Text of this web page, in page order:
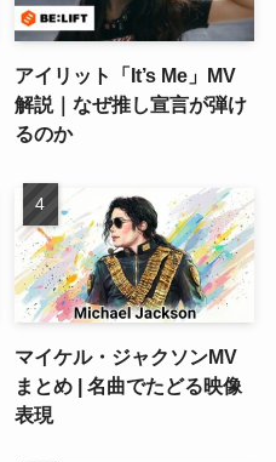
アイリット「It’s Me」MV
解説｜なぜ推し宣言が弾け
るのか
マイケル・ジャクソンMV
まとめ | 名曲でたどる映像
表現